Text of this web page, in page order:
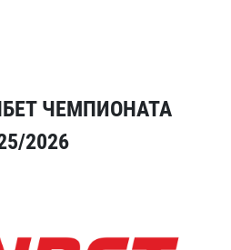
ЧЕМПИОНАТА
2026